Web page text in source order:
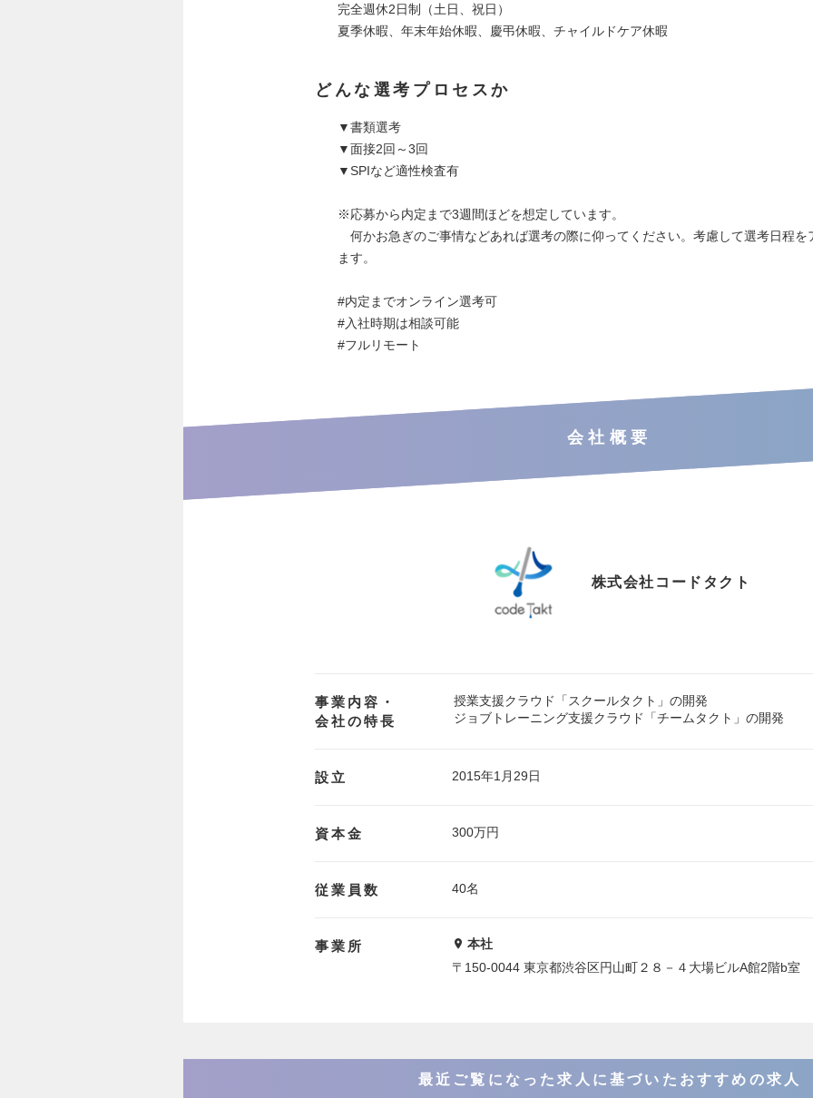
完全週休2日制（土日、祝日）
夏季休暇、年末年始休暇、慶弔休暇、チャイルドケア休暇
どんな選考プロセスか
▼書類選考
▼面接2回～3回
▼SPIなど適性検査有
※応募から内定まで3週間ほどを想定しています。
何かお急ぎのご事情などあれば選考の際に仰ってください。考慮して選考日程を
ます。
#内定までオンライン選考可
#入社時期は相談可能
#フルリモート
会社概要
株式会社コードタクト
事業内容・
会社の特長
授業支援クラウド「スクールタクト」の開発
ジョブトレーニング支援クラウド「チームタクト」の開発
設立 2015年1月29日
資本金 300万円
従業員数 40名
事業所
本社
〒150-0044 東京都渋谷区円山町２８－４大場ビルA館2階b室
最近ご覧になった求人に基づいたおすすめの求人